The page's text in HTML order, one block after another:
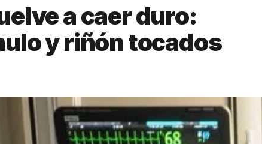
a caer duro:
y riñón tocados